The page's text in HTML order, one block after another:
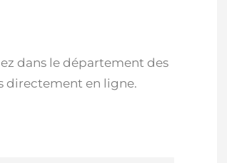
dans le département des
directement en ligne.